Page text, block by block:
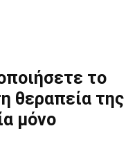
το
θεραπεία της
μόνο